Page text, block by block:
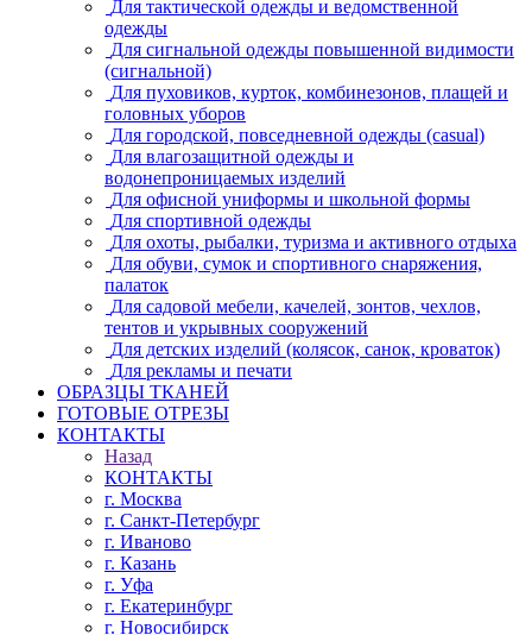
Для тактической одежды и ведомственной
одежды
Для сигнальной одежды повышенной видимости
(сигнальной)
Для пуховиков, курток, комбинезонов, плащей и
головных уборов
Для городской, повседневной одежды (casual)
Для влагозащитной одежды и
водонепроницаемых изделий
Для офисной униформы и школьной формы
Для спортивной одежды
Для охоты, рыбалки, туризма и активного отдыха
Для обуви, сумок и спортивного снаряжения,
палаток
Для садовой мебели, качелей, зонтов, чехлов,
тентов и укрывных сооружений
Для детских изделий (колясок, санок, кроваток)
Для рекламы и печати
ОБРАЗЦЫ ТКАНЕЙ
ГОТОВЫЕ ОТРЕЗЫ
КОНТАКТЫ
Назад
КОНТАКТЫ
г. Москва
г. Санкт-Петербург
г. Иваново
г. Казань
г. Уфа
г. Екатеринбург
г. Новосибирск